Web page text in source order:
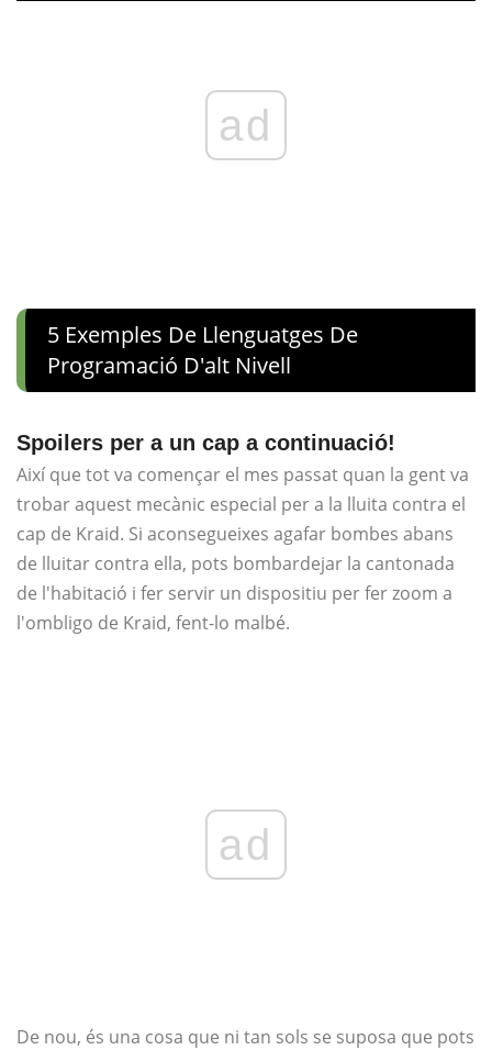
ad
5 Exemples De Llenguatges De
Programació D'alt Nivell
Spoilers per a un cap a continuació!
Així que tot va començar el mes passat quan la gent va
trobar aquest mecànic especial per a la lluita contra el
cap de Kraid. Si aconsegueixes agafar bombes abans
de lluitar contra ella, pots bombardejar la cantonada
de l'habitació i fer servir un dispositiu per fer zoom a
l'ombligo de Kraid, fent-lo malbé.
ad
De nou, és una cosa que ni tan sols se suposa que pots